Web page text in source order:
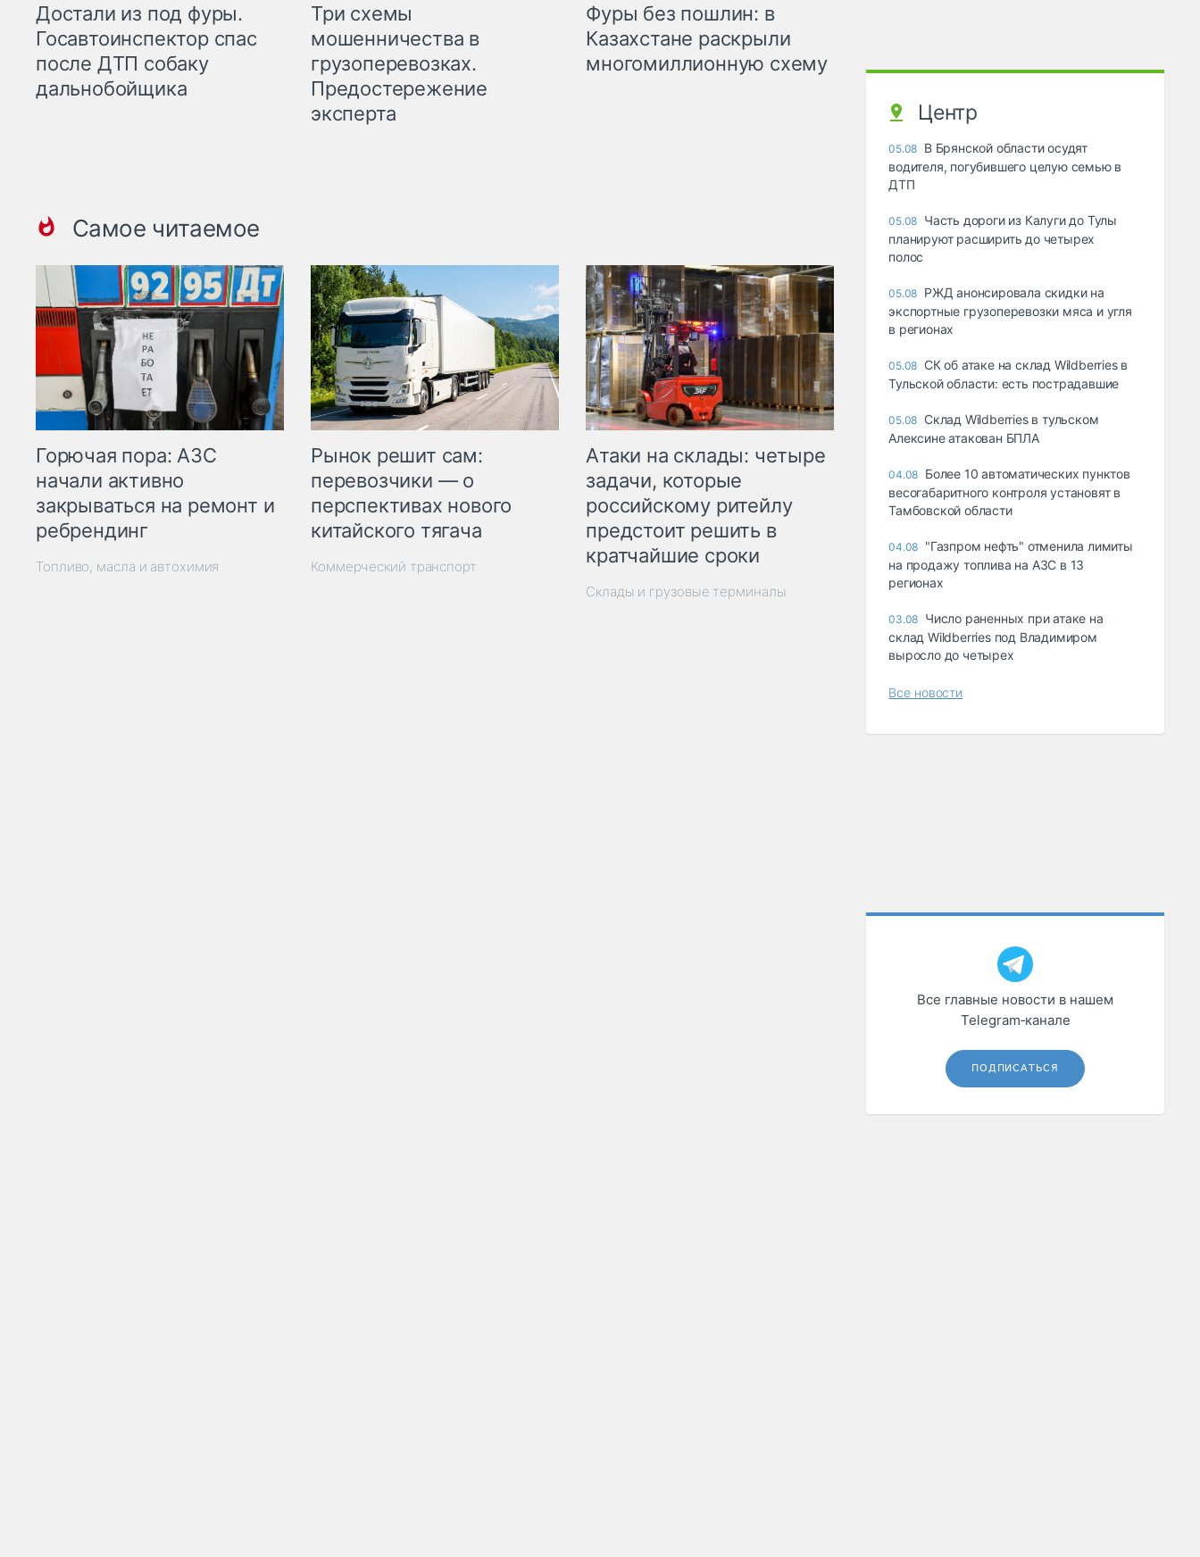
Достали из под фуры.
Госавтоинспектор спас
после ДТП собаку
дальнобойщика
Три схемы
мошенничества в
грузоперевозках.
Предостережение
эксперта
Фуры без пошлин: в
Казахстане раскрыли
многомиллионную схему
Самое читаемое
Горючая пора: АЗС
начали активно
закрываться на ремонт и
ребрендинг
Топливо, масла и автохимия
Рынок решит сам:
перевозчики — о
перспективах нового
китайского тягача
Коммерческий транспорт
Атаки на склады: четыре
задачи, которые
российскому ритейлу
предстоит решить в
кратчайшие сроки
Склады и грузовые терминалы
Центр
05.08 В Брянской области осудят
водителя, погубившего целую семью в
ДТП
05.08 Часть дороги из Калуги до Тулы
планируют расширить до четырех
полос
05.08 РЖД анонсировала скидки на
экспортные грузоперевозки мяса и угля
в регионах
05.08 СК об атаке на склад Wildberries в
Тульской области: есть пострадавшие
05.08 Склад Wildberries в тульском
Алексине атакован БПЛА
04.08 Более 10 автоматических пунктов
весогабаритного контроля установят в
Тамбовской области
04.08 "Газпром нефть" отменила лимиты
на продажу топлива на АЗС в 13
регионах
03.08 Число раненных при атаке на
склад Wildberries под Владимиром
выросло до четырех
Все новости
Все главные новости в нашем
Telegram‑канале
ПОДПИСАТЬСЯ